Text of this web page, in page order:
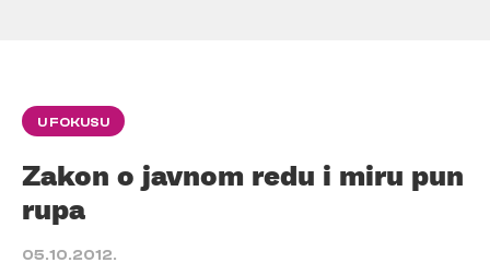
U FOKUSU
Zakon o javnom redu i miru pun
rupa
05.10.2012.